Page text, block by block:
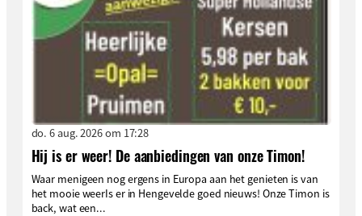
do. 6 aug. 2026 om 17:28
Hij is er weer! De aanbiedingen van onze Timon!
Waar menigeen nog ergens in Europa aan het genieten is van
het mooie weerIs er in Hengevelde goed nieuws! Onze Timon is
back, wat een...